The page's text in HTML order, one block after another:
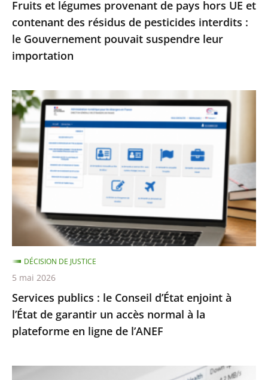
de
pesticides
interdits
:
Gouvernement
pouvait
suspendre
leur
importation
Fruits et légumes provenant de pays hors UE et
contenant des résidus de pesticides interdits :
le Gouvernement pouvait suspendre leur
importation
Services
publics
le
Conseil
d’État
enjoint
l’État
de
garantir
un
accès
normal
à
plateforme
Services publics : le Conseil d’État enjoint à
l’État de garantir un accès normal à la
plateforme en ligne de l’ANEF
DÉCISION DE JUSTICE
5 mai 2026
Protection